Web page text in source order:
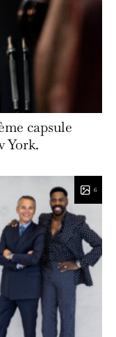
capsule
York.
6